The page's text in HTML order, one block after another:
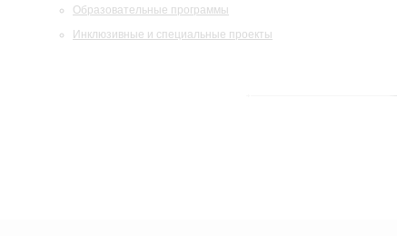
Образовательные программы
Инклюзивные и специальные проекты